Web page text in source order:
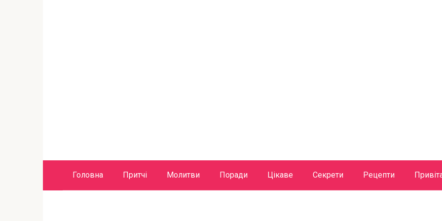
Головна Притчі Молитви Поради Цікаве Секрети Рецепти